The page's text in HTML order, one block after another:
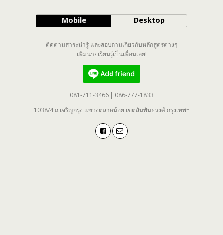
Mobile Desktop
ติดตามสาระน่ารู้ และสอบถามเกี่ยวกับหลักสูตรต่างๆ
เพิ่มนายเรียนรู้เป็นเพื่อนเลย!
081-711-3466 | 086-777-1833
1038/4 ถ.เจริญกรุง แขวงตลาดน้อย เขตสัมพันธวงศ์ กรุงเทพฯ